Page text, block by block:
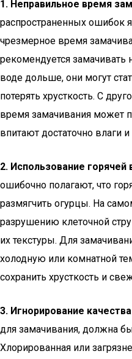
1. Неправильное время
распространенных ошибок
чрезмерное время
рекомендуется замачивать
воде дольше, они могут
потерять хрусткость. С
время замачивания может
впитают достаточно влаги
2. Использование горячей
ошибочно полагают, что
размягчить огурцы. На
разрушению клеточной
их текстуры. Для
холодную или комнатной
сохранить хрусткость и
3. Игнорирование
для замачивания, должна
Хлорированная или